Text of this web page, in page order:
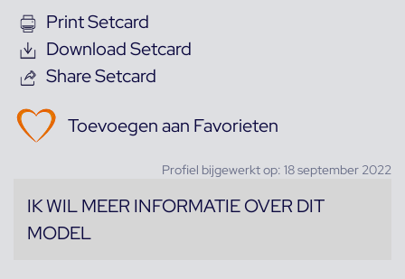
Print Setcard
Download Setcard
Share Setcard
Toevoegen aan Favorieten
Profiel bijgewerkt op: 18 september 2022
IK WIL MEER INFORMATIE OVER DIT
MODEL